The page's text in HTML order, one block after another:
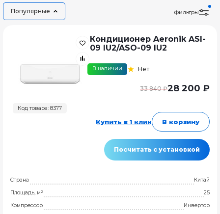
Популярные Фильтры
Код товара: 8377
Кондиционер Aeronik ASI-
09 IU2/ASO-09 IU2
В наличии Нет
33 840 ₽28 200 ₽
Купить в 1 клик В корзину
Посчитать с установкой
Страна
Китай
Площадь, м²
25
Компрессор
Инвертор